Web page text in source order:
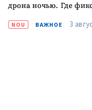
дрона ночью. Где
NOU ВАЖНОЕ 3